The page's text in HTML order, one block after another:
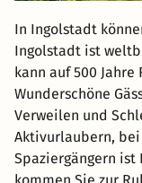
In Ingolstadt
Ingolstadt ist
kann auf 500
Wunderschöne
Verweilen und
Aktivurlaubern, bei
Spaziergängern